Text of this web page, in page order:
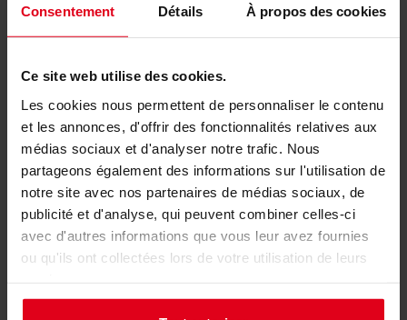
Consentement Détails À propos des cookies
Ce site web utilise des cookies.
Les cookies nous permettent de personnaliser le contenu
et les annonces, d'offrir des fonctionnalités relatives aux
médias sociaux et d'analyser notre trafic. Nous
partageons également des informations sur l'utilisation de
notre site avec nos partenaires de médias sociaux, de
publicité et d'analyse, qui peuvent combiner celles-ci
avec d'autres informations que vous leur avez fournies
ou qu'ils ont collectées lors de votre utilisation de leurs
📩 La newsletter de l'animation
Recevez les actus du secteur, les fiches pratiques, les
dossiers... au même endroit !